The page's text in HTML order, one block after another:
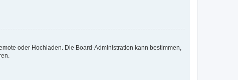
oder Hochladen. Die Board-Administration kann bestimmen,